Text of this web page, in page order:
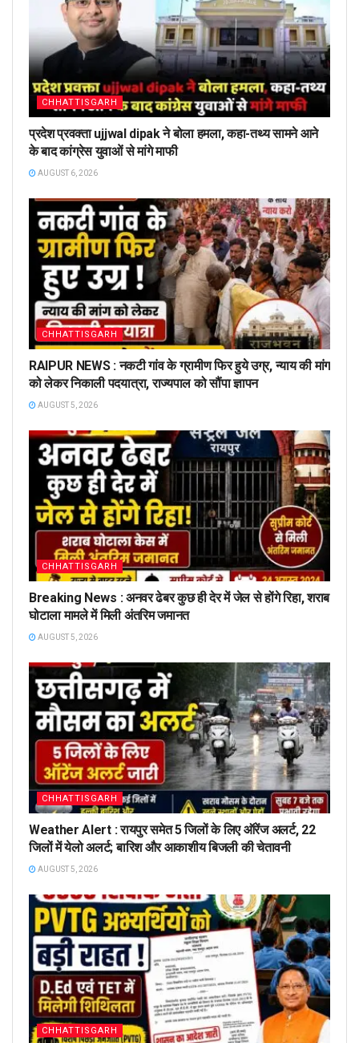
CHHATTISGARH
प्रदेश प्रवक्ता ujjwal dipak ने बोला हमला, कहा-तथ्य सामने आने
के बाद कांग्रेस युवाओं से मांगे माफी
AUGUST 6, 2026
CHHATTISGARH
RAIPUR NEWS : नकटी गांव के ग्रामीण फिर हुये उग्र, न्याय की मांग
को लेकर निकाली पदयात्रा, राज्यपाल को सौंपा ज्ञापन
AUGUST 5, 2026
CHHATTISGARH
Breaking News : अनवर ढेबर कुछ ही देर में जेल से होंगे रिहा, शराब
घोटाला मामले में मिली अंतरिम जमानत
AUGUST 5, 2026
CHHATTISGARH
Weather Alert : रायपुर समेत 5 जिलों के लिए ऑरेंज अलर्ट, 22
जिलों में येलो अलर्ट; बारिश और आकाशीय बिजली की चेतावनी
AUGUST 5, 2026
CHHATTISGARH